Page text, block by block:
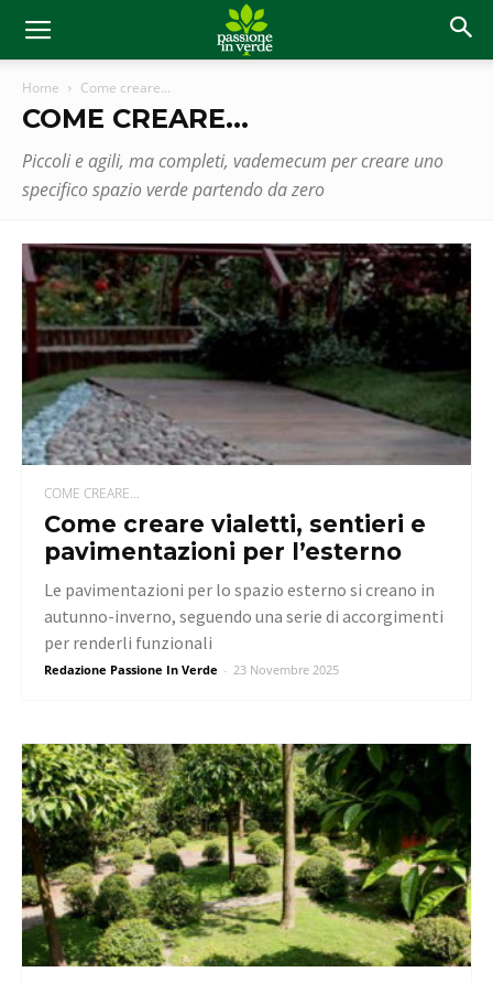
Home Come creare...
COME CREARE...
Piccoli e agili, ma completi, vademecum per creare uno
specifico spazio verde partendo da zero
COME CREARE...
Come creare vialetti, sentieri e
pavimentazioni per l’esterno
Redazione Passione In Verde - 23 Novembre 2025
Le pavimentazioni per lo spazio esterno si creano in
autunno-inverno, seguendo una serie di accorgimenti
per renderli funzionali